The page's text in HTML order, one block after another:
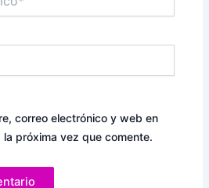
correo electrónico y web en
próxima vez que comente.